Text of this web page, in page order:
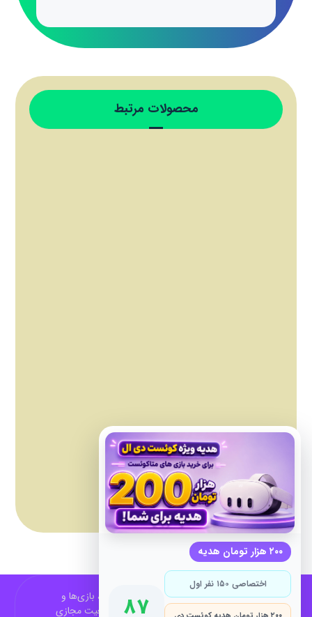
محصولات مرتبط
QuestDL مرجع فارسی اخبار، آموزش‌ها، بازی‌ها و
فناوری‌های مرتبط با Meta Quest و واقعیت مجازی
۲۰۰ هزار تومان هدیه
اختصاصی ۱۵۰ نفر اول
۸۷